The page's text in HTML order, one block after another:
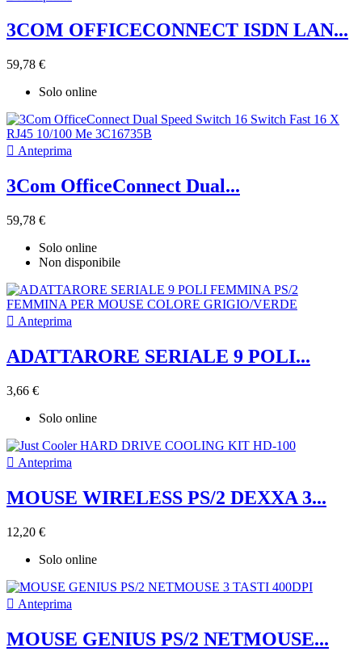
3COM OFFICECONNECT ISDN LAN...
59,78 €
Solo online
 Anteprima
3Com OfficeConnect Dual...
59,78 €
Solo online
Non disponibile
 Anteprima
ADATTARORE SERIALE 9 POLI...
3,66 €
Solo online
 Anteprima
MOUSE WIRELESS PS/2 DEXXA 3...
12,20 €
Solo online
 Anteprima
MOUSE GENIUS PS/2 NETMOUSE...